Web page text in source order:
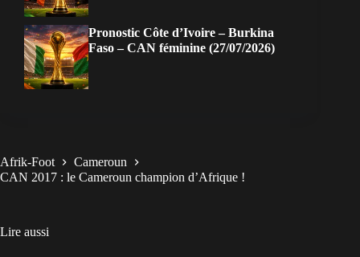
Pronostic Côte d’Ivoire – Burkina
Faso – CAN féminine (27/07/2026)
Afrik-Foot
Cameroun
CAN 2017 : le Cameroun champion d’Afrique !
Lire aussi